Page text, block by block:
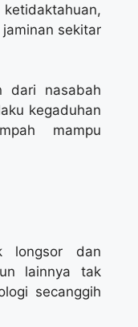
sekitar
dari nasabah
kegaduhan
mampu
longsor dan
lainnya tak
secanggih